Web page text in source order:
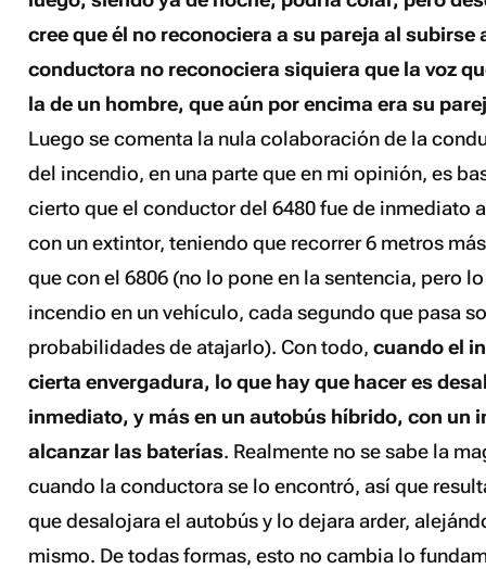
cree que él no reconociera a su pareja al subirse
conductora no reconociera siquiera que la voz
la de un hombre, que aún por encima era su
Luego se comenta la nula colaboración de la
del incendio, en una parte que en mi opinión, es
cierto que el conductor del 6480 fue de inmediato
con un extintor, teniendo que recorrer 6 metros
que con el 6806 (no lo pone en la sentencia, pero
incendio en un vehículo, cada segundo que pasa
probabilidades de atajarlo). Con todo,cuando el
cierta envergadura, lo que hay que hacer es
inmediato, y más en un autobús híbrido, con un
alcanzar las baterías. Realmente no se sabe la
cuando la conductora se lo encontró, así que
que desalojara el autobús y lo dejara arder,
mismo. De todas formas, esto no cambia lo